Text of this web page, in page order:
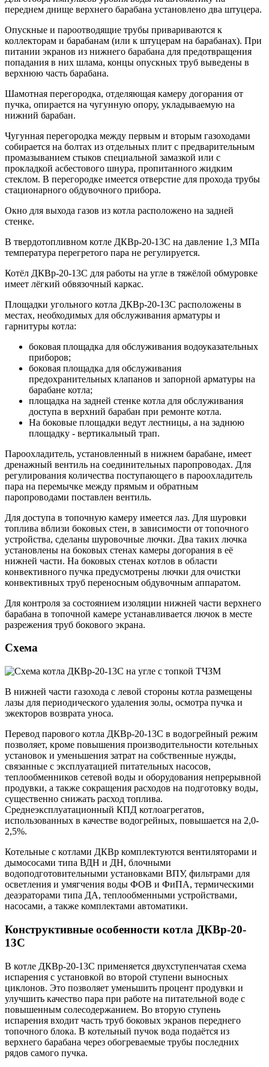
переднем днище верхнего барабана установлено два штуцера.
Опускные и пароотводящие трубы привариваются к
коллекторам и барабанам (или к штуцерам на барабанах). При
питании экранов из нижнего барабана для предотвращения
попадания в них шлама, концы опускных труб выведены в
верхнюю часть барабана.
Шамотная перегородка, отделяющая камеру догорания от
пучка, опирается на чугунную опору, укладываемую на
нижний барабан.
Чугунная перегородка между первым и вторым газоходами
собирается на болтах из отдельных плит с предварительным
промазыванием стыков специальной замазкой или с
прокладкой асбестового шнура, пропитанного жидким
стеклом. В перегородке имеется отверстие для прохода трубы
стационарного обдувочного прибора.
Окно для выхода газов из котла расположено на задней
стенке.
В твердотопливном котле ДКВр-20-13С на давление 1,3 МПа
температура перегретого пара не регулируется.
Котёл ДКВр-20-13С для работы на угле в тяжёлой обмуровке
имеет лёгкий обвязочный каркас.
Площадки угольного котла ДКВр-20-13С расположены в
местах, необходимых для обслуживания арматуры и
гарнитуры котла:
боковая площадка для обслуживания водоуказательных
приборов;
боковая площадка для обслуживания
предохранительных клапанов и запорной арматуры на
барабане котла;
площадка на задней стенке котла для обслуживания
доступа в верхний барабан при ремонте котла.
На боковые площадки ведут лестницы, а на заднюю
площадку - вертикальный трап.
Пароохладитель, установленный в нижнем барабане, имеет
дренажный вентиль на соединительных паропроводах. Для
регулирования количества поступающего в пароохладитель
пара на перемычке между прямым и обратным
паропроводами поставлен вентиль.
Для доступа в топочную камеру имеется лаз. Для шуровки
топлива вблизи боковых стен, в зависимости от топочного
устройства, сделаны шуровочные лючки. Два таких лючка
установлены на боковых стенах камеры догорания в её
нижней части. На боковых стенах котлов в области
конвективного пучка предусмотрены лючки для очистки
конвективных труб переносным обдувочным аппаратом.
Для контроля за состоянием изоляции нижней части верхнего
барабана в топочной камере устанавливается лючок в месте
разрежения труб бокового экрана.
Схема
В нижней части газохода с левой стороны котла размещены
лазы для периодического удаления золы, осмотра пучка и
эжекторов возврата уноса.
Перевод парового котла ДКВр-20-13С в водогрейный режим
позволяет, кроме повышения производительности котельных
установок и уменьшения затрат на собственные нужды,
связанные с эксплуатацией питательных насосов,
теплообменников сетевой воды и оборудования непрерывной
продувки, а также сокращения расходов на подготовку воды,
существенно снижать расход топлива.
Среднеэксплуатационный КПД котлоагрегатов,
использованных в качестве водогрейных, повышается на 2,0-
2,5%.
Котельные с котлами ДКВр комплектуются вентиляторами и
дымососами типа ВДН и ДН, блочными
водоподготовительными установками ВПУ, фильтрами для
осветления и умягчения воды ФОВ и ФиПА, термическими
деаэраторами типа ДА, теплообменными устройствами,
насосами, а также комплектами автоматики.
Конструктивные особенности котла ДКВр-20-
13С
В котле ДКВр-20-13С применяется двухступенчатая схема
испарения с установкой во второй ступени выносных
циклонов. Это позволяет уменьшить процент продувки и
улучшить качество пара при работе на питательной воде с
повышенным солесодержанием. Во вторую ступень
испарения входит часть труб боковых экранов переднего
топочного блока. В котельный пучок вода подаётся из
верхнего барабана через обогреваемые трубы последних
рядов самого пучка.